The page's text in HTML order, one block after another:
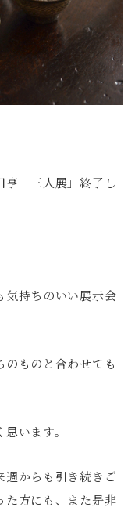
亨 三人展」終了し
気持ちのいい展示会
ものと合わせても
います。
週からも引き続きご
た方にも、また是非